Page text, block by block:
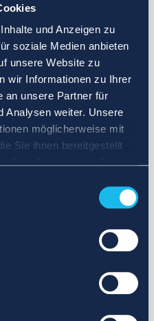
und Anzeigen zu
soziale Medien anbieten
unsere Website zu
wir Informationen zu Ihrer
an unsere Partner für
Analysen weiter. Unsere
möglicherweise mit
Sie ihnen bereitgestellt